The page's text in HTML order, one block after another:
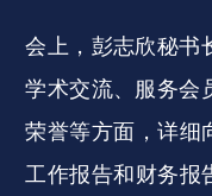
会上，彭志欣秘书
学术交流、服务会
荣誉等方面，详细
工作报告和财务报